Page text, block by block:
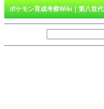
ポケモン育成考察Wiki｜第八世代